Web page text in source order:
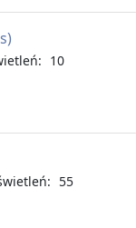
10
55